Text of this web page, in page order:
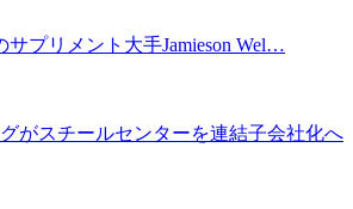
プリメント大手Jamieson Wel…
がスチールセンターを連結子会社化へ